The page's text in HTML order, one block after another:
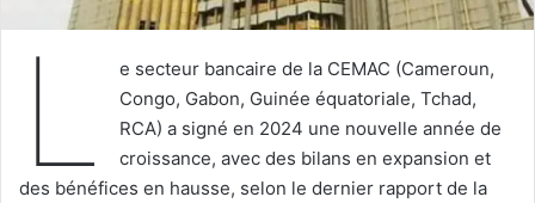
L
e secteur bancaire de la CEMAC (Cameroun,
Congo, Gabon, Guinée équatoriale, Tchad,
RCA) a signé en 2024 une nouvelle année de
croissance, avec des bilans en expansion et
des bénéfices en hausse, selon le dernier rapport de la